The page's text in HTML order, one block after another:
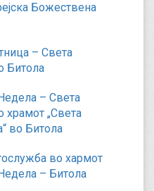
Божествена
– Света
Битола
– Света
храмот „Света
во Битола
во хармот
– Битола